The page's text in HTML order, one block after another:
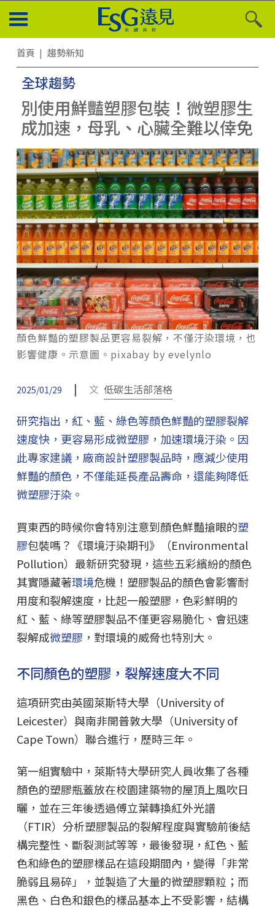
首頁 趨勢新知
全球趨勢
別使用鮮豔塑膠包裝！微塑膠生
成加速，母乳、心臟全難以倖免
顏色鮮豔的塑膠製品更容易裂解，不僅汙染環境，也
影響健康。示意圖。pixabay by evelynlo
2025/01/29 | 文 低碳生活部落格
研究指出，紅、藍、綠色等顏色鮮豔的塑膠裂解
速度快，更容易形成微塑膠，加速環境汙染。因
此專家建議，廠商設計塑膠製品時，應減少使用
鮮豔的顏色，不僅能延長產品壽命，還能夠降低
微塑膠汙染。
買東西的時候你會特別注意到顏色鮮豔搶眼的塑
膠包裝嗎？《環境汙染期刊》（Environmental
Pollution）最新研究發現，這些五彩繽紛的顏色
其實隱藏著環境危機！塑膠製品的顏色會影響耐
用度和裂解速度，比起一般塑膠，色彩鮮明的
紅、藍、綠等塑膠製品不僅更容易脆化、會迅速
裂解成微塑膠 ，對環境的威脅也特別大。
不同顏色的塑膠，裂解速度大不同
這項研究由英國萊斯特大學（University of
Leicester）與南非開普敦大學（University of
Cape Town）聯合進行，歷時三年。
第一組實驗中，萊斯特大學研究人員收集了各種
顏色的塑膠瓶蓋放在校園建築物的屋頂上風吹日
曬，並在三年後透過傅立葉轉換紅外光譜
（FTIR）分析塑膠製品的裂解程度與實驗前後結
構完整性、斷裂測試等等，最後發現，紅色、藍
色和綠色的塑膠樣品在這段期間內，變得「非常
脆弱且易碎」，並製造了大量的微塑膠顆粒；而
黑色、白色和銀色的樣品基本上不受影響，結構